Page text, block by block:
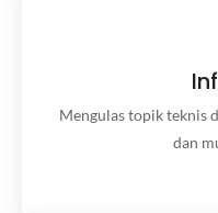
Mengulas topik teknis
dan
Mengulas topik teknis
dan